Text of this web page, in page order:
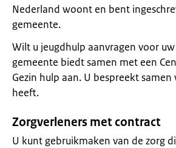
Nederland woont en bent
gemeente.
Wilt u jeugdhulp aanvragen voor
gemeente biedt samen met een
Gezin hulp aan. U bespreekt
heeft.
Zorgverleners met contract
U kunt gebruikmaken van de zorg